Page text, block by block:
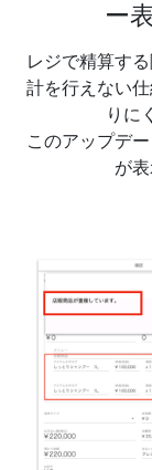
ー
レジで精算す
計を行えない
りに
このアップデ
が